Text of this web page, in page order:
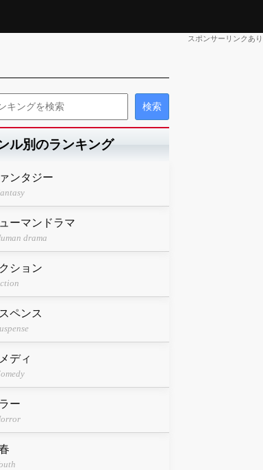
スポンサーリンクあり
ル別のランキング
ンタジー
ーマンドラマ
drama
ション
ペンス
ディ
ー